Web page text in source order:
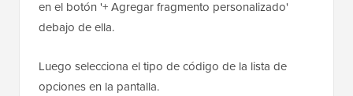
en el botón '+ Agregar fragmento personalizado'
debajo de ella.
Luego selecciona el tipo de código de la lista de
opciones en la pantalla.